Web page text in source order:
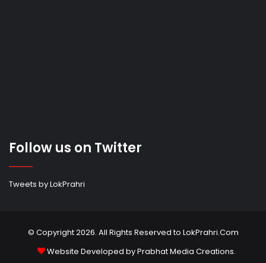
Follow us on Twitter
Tweets by LokPrahri
© Copyright 2026. All Rights Reserved to LokPrahri.Com
Website Developed byPrabhat Media Creations.